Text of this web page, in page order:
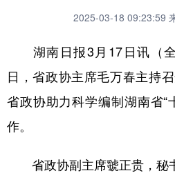
2025-03-18 09:23:59
湖南日报3月17日讯（
日，省政协主席毛万春主持
省政协助力科学编制湖南省“
作。
省政协副主席虢正贵，秘